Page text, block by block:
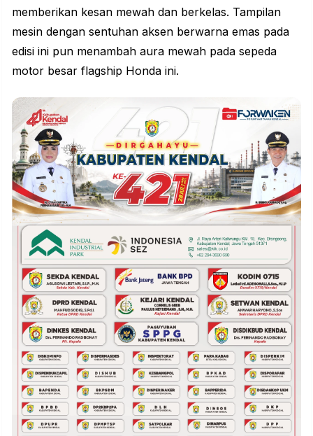
memberikan kesan mewah dan berkelas. Tampilan
mesin dengan sentuhan aksen berwarna emas pada
edisi ini pun menambah aura mewah pada sepeda
motor besar flagship Honda ini.